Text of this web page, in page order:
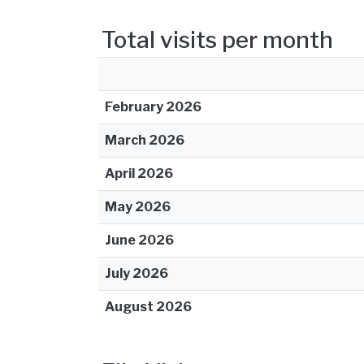
Total visits per month
February 2026
March 2026
April 2026
May 2026
June 2026
July 2026
August 2026